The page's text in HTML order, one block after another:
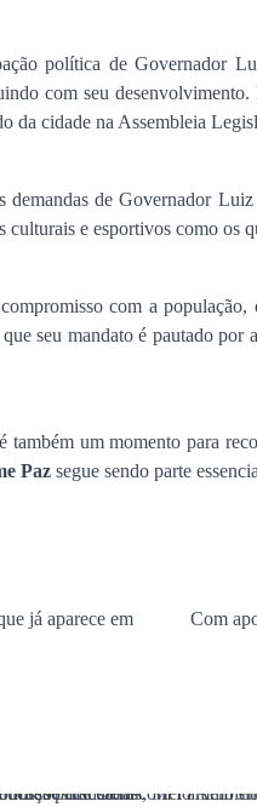
política de Governador
com seu
da cidade na Assembleia
de Governador
culturais e esportivos como os
com a
seu mandato é pautado por
um momento para
Paz segue sendo parte
já aparece em
Com